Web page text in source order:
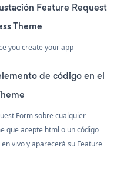
Feature Request
Theme
you create your app
de código en el
Form sobre cualquier
que acepte html o un código
vivo y aparecerá su Feature